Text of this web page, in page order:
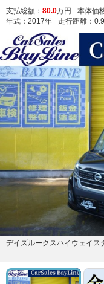
支払総額： 80.0万円 本体価
年式： 2017年 走行距離： 0.9
デイズルークスハイウェイス